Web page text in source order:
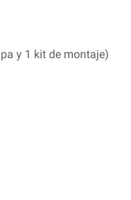
y 1 kit de montaje)